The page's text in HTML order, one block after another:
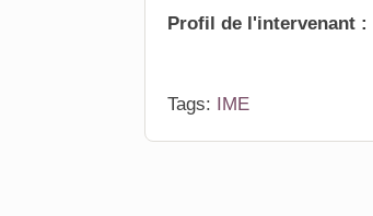
Profil de l'intervenant :
Tags: IME